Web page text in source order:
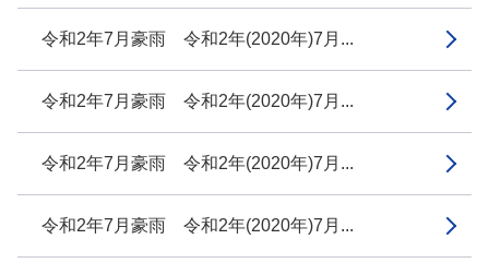
令和2年7月豪雨 令和2年(2020年)7月...
令和2年7月豪雨 令和2年(2020年)7月...
令和2年7月豪雨 令和2年(2020年)7月...
令和2年7月豪雨 令和2年(2020年)7月...